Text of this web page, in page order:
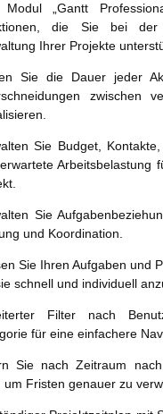
Modul „Gantt
die Sie bei der
Ihrer Projekte
Sie die Dauer jeder
zwischen
Sie Budget,
Arbeitsbelastung
Sie
und Koordination.
Sie Ihren Aufgaben und
schnell und individuell
Filter nach
für eine einfachere
Sie nach Zeitraum
um Fristen genauer zu